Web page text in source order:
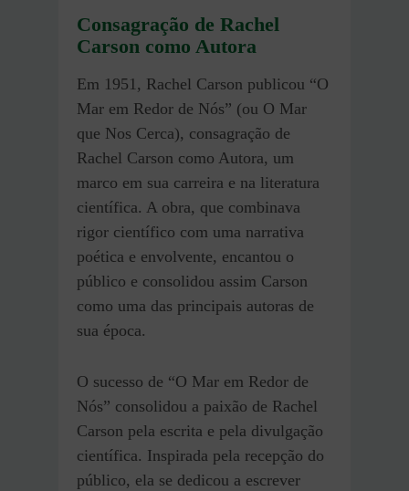
Consagração de Rachel
Carson como Autora
Em 1951, Rachel Carson publicou “O
Mar em Redor de Nós” (ou O Mar
que Nos Cerca), consagração de
Rachel Carson como Autora, um
marco em sua carreira e na literatura
científica. A obra, que combinava
rigor científico com uma narrativa
poética e envolvente, encantou o
público e consolidou assim Carson
como uma das principais autoras de
sua época.
O sucesso de “O Mar em Redor de
Nós” consolidou a paixão de Rachel
Carson pela escrita e pela divulgação
científica. Inspirada pela recepção do
público, ela se dedicou a escrever